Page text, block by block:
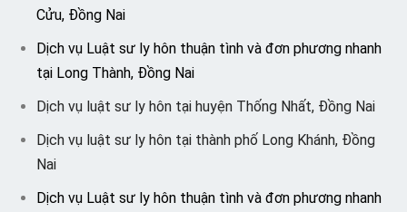
Cửu, Đồng Nai
Dịch vụ Luật sư ly hôn thuận tình và đơn phương nhanh
tại Long Thành, Đồng Nai
Dịch vụ luật sư ly hôn tại huyện Thống Nhất, Đồng Nai
Dịch vụ luật sư ly hôn tại thành phố Long Khánh, Đồng
Nai
Dịch vụ Luật sư ly hôn thuận tình và đơn phương nhanh